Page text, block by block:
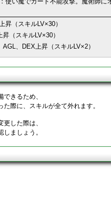
昇（スキルLV×30）
（スキルLV×30）
、DEX上昇（スキルLV×2）
きるため、
際に、スキルが全て外れます。
した際は、
ましょう。